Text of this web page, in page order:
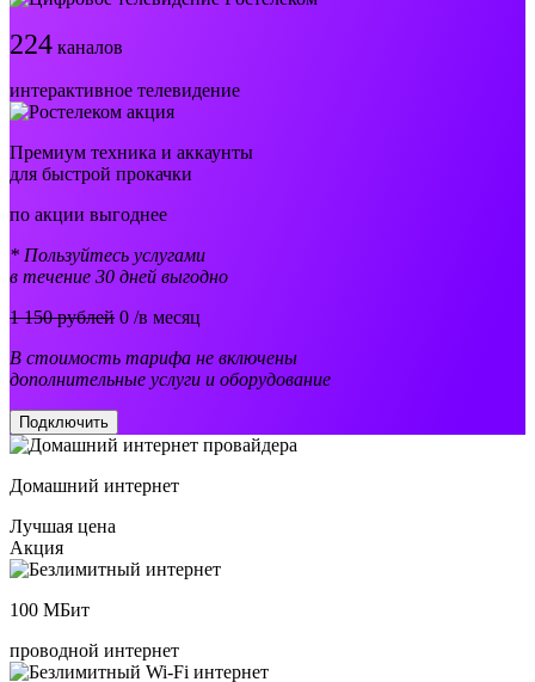
224 каналов
интерактивное телевидение
Премиум техника и аккаунты
для быстрой прокачки
по акции выгоднее
* Пользуйтесь услугами
в течение 30 дней выгодно
1 150 рублей 0 /в месяц
В стоимость тарифа не включены
дополнительные услуги и оборудование
Подключить
Домашний интернет
Лучшая цена
Акция
100 МБит
проводной интернет